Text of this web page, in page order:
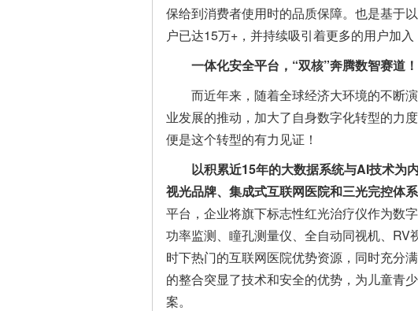
保给到消费者使用时的品质保障。也是基于
户已达15万+，并持续吸引着更多的用户加入
一体化安全平台，“双核”奔腾数智赛道！
而近年来，随着全球经济大环境的不断
业发展的推动，加大了自身数字化转型的力
便是这个转型的有力见证！
以积累近15年的大数据系统与AI技术为
视光品牌、集成式互联网医院和三光完控体系
平台，企业将旗下标志性红光治疗仪作为数
功率监测、瞳孔测量仪、全自动同视机、
时下热门的互联网医院优势资源，同时充分
的整合突显了技术和安全的优势，为儿童青
案。